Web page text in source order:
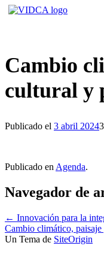
Saltar
Cambio
cultural y
Publicado el 3 abril 2024
Publicado en Agenda.
Navegador de
← Innovación para la
Cambio climático,
Un Tema de SiteOrigin